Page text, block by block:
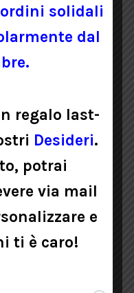
solidali
dal
regalo last-
Desideri.
potrai
via mail
e
ti è caro!